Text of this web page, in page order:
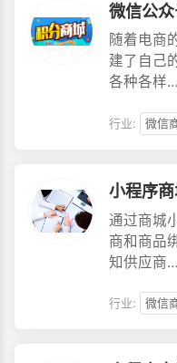
微信公
随着电商
建了自己
各种各样…
行业: 微信
小程序
通过商城
商和商品
知供应商…
行业: 微信